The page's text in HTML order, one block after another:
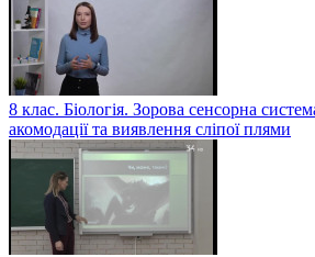
8 клас. Біологія. Зорова сенсорна
акомодації та виявлення сліпої плями